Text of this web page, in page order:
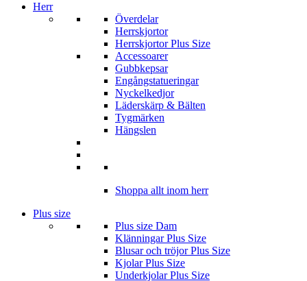
Herr
Överdelar
Herrskjortor
Herrskjortor Plus Size
Accessoarer
Gubbkepsar
Engångstatueringar
Nyckelkedjor
Läderskärp & Bälten
Tygmärken
Hängslen
Shoppa allt inom herr
Plus size
Plus size Dam
Klänningar Plus Size
Blusar och tröjor Plus Size
Kjolar Plus Size
Underkjolar Plus Size